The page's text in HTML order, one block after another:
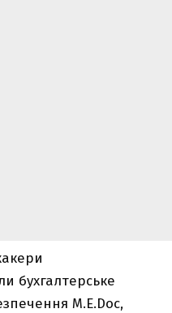
бухгалтерське
M.E.Doc,